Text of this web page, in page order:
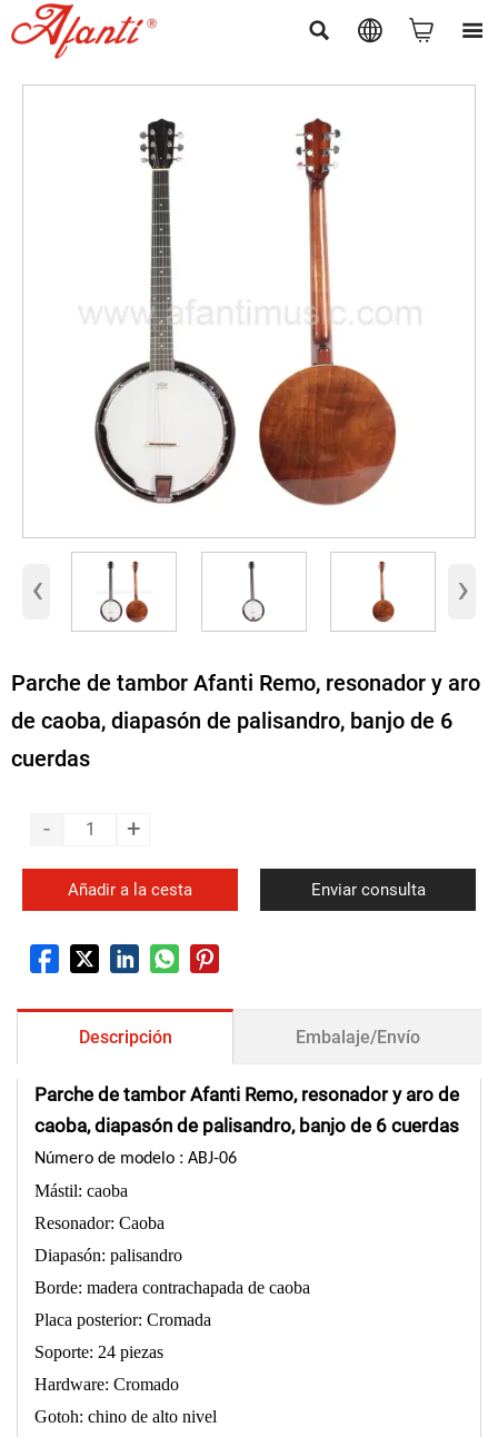
   
‹ ›
Parche de tambor Afanti Remo, resonador y aro
de caoba, diapasón de palisandro, banjo de 6
cuerdas
- +
Añadir a la cesta Enviar consulta
Descripción Embalaje/Envío
Parche de tambor Afanti Remo, resonador y aro de
caoba, diapasón de palisandro, banjo de 6 cuerdas
Número de modelo: ABJ-06
Mástil: caoba
Resonador: Caoba
Diapasón: palisandro
Borde: madera contrachapada de caoba
Placa posterior: Cromada
Soporte: 24 piezas
Hardware: Cromado
Gotoh: chino de alto nivel